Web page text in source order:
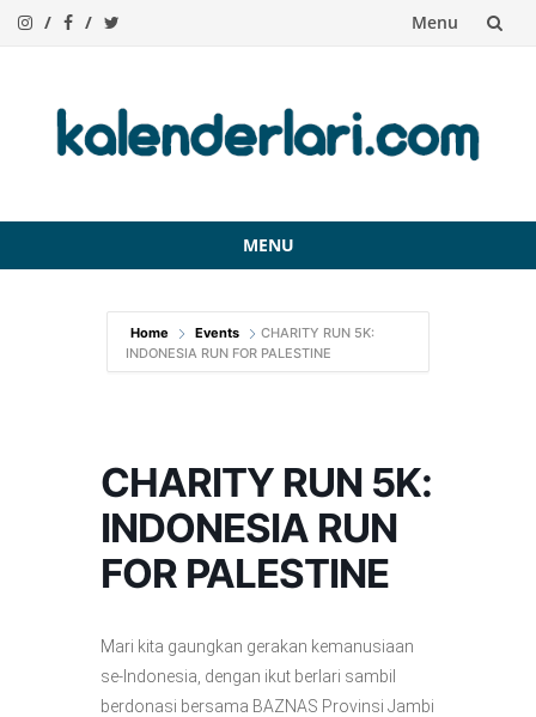
Menu
content
MENU
Home Events
CHARITY RUN 5K:
INDONESIA RUN FOR PALESTINE
CHARITY RUN 5K:
INDONESIA RUN
FOR PALESTINE
Mari kita gaungkan gerakan kemanusiaan
se-Indonesia, dengan ikut berlari sambil
berdonasi bersama BAZNAS Provinsi Jambi